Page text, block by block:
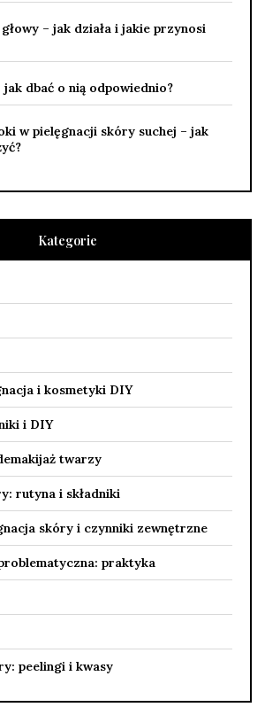
– jak działa i jakie przynosi
jak dbać o nią odpowiednio?
w pielęgnacji skóry suchej – jak
Kategorie
i kosmetyki DIY
i DIY
twarzy
rutyna i składniki
skóry i czynniki zewnętrzne
praktyka
peelingi i kwasy